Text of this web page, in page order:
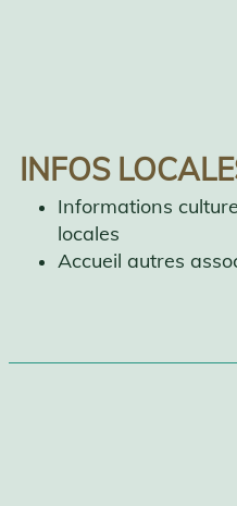
INFOS
Informations
locales
Accueil autres